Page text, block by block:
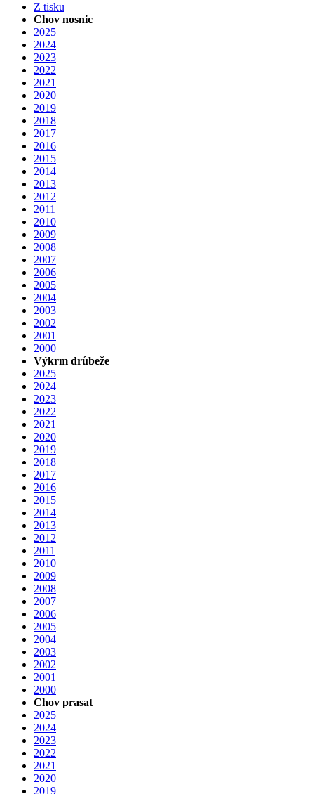
Z tisku
Chov nosnic
2025
2024
2023
2022
2021
2020
2019
2018
2017
2016
2015
2014
2013
2012
2011
2010
2009
2008
2007
2006
2005
2004
2003
2002
2001
2000
Výkrm drůbeže
2025
2024
2023
2022
2021
2020
2019
2018
2017
2016
2015
2014
2013
2012
2011
2010
2009
2008
2007
2006
2005
2004
2003
2002
2001
2000
Chov prasat
2025
2024
2023
2022
2021
2020
2019